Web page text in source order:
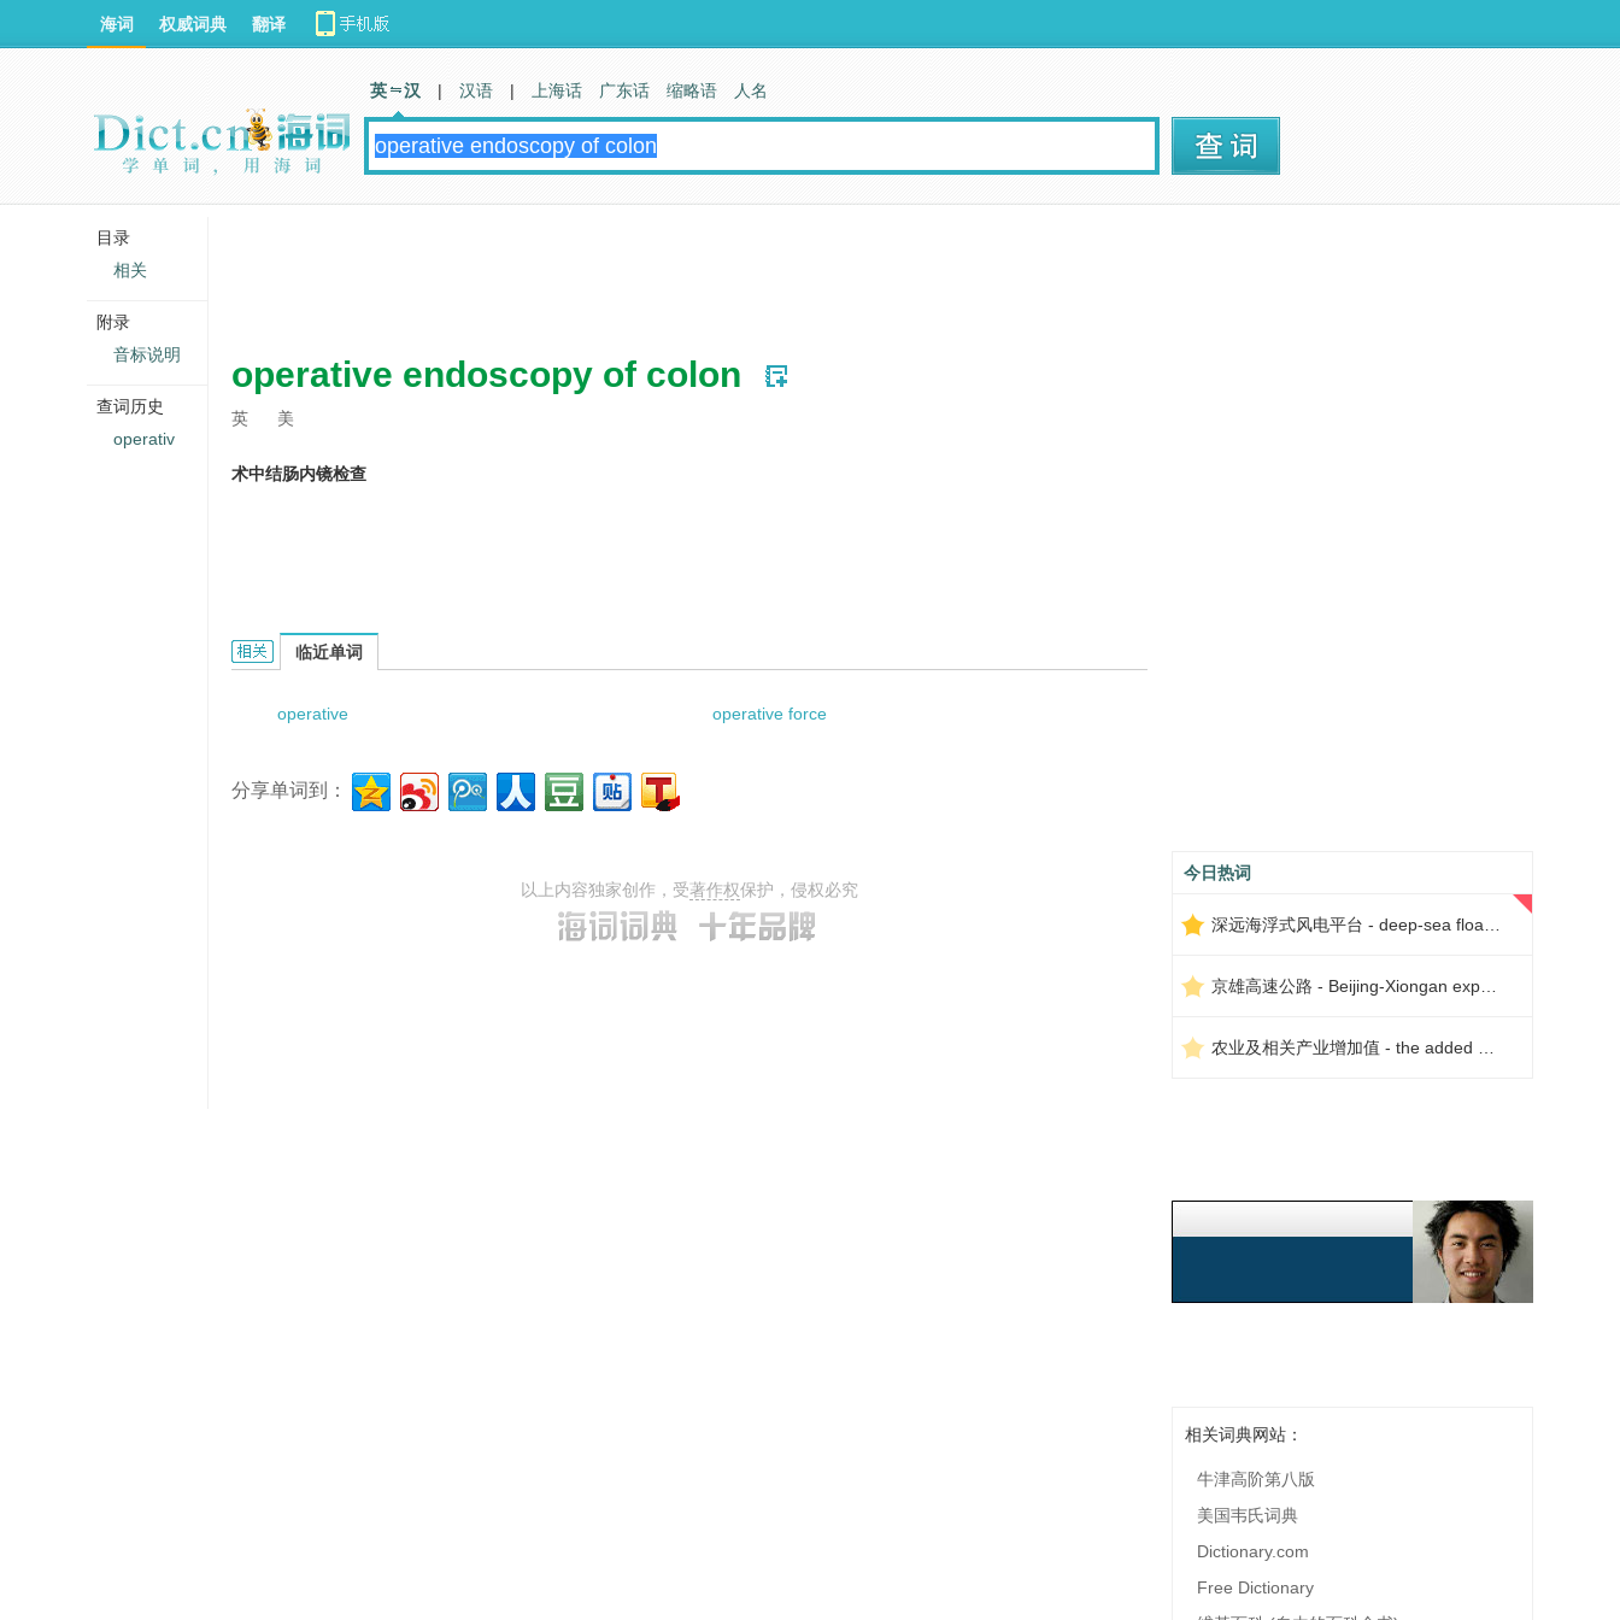
operative endoscopy of colon
英 美
术中结肠内镜检查
Operative endoscopy of colon的相关资料：
临近单词
operative operative force
分享单词到：
以上内容独家创作，受著作权保护，侵权必究
今日热词
相关词典网站：
牛津高阶第八版
美国韦氏词典
Dictionary.com
Free Dictionary
海词 权威词典 翻译
英 汉 | 汉语 | 上海话 广东话 缩略语 人名
目录
相关
附录
音标说明
查词历史
operativ